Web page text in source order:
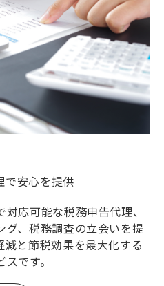
で安心を提供
応可能な税務申告代理、
、税務調査の立会いを提
と節税効果を最大化する
です。